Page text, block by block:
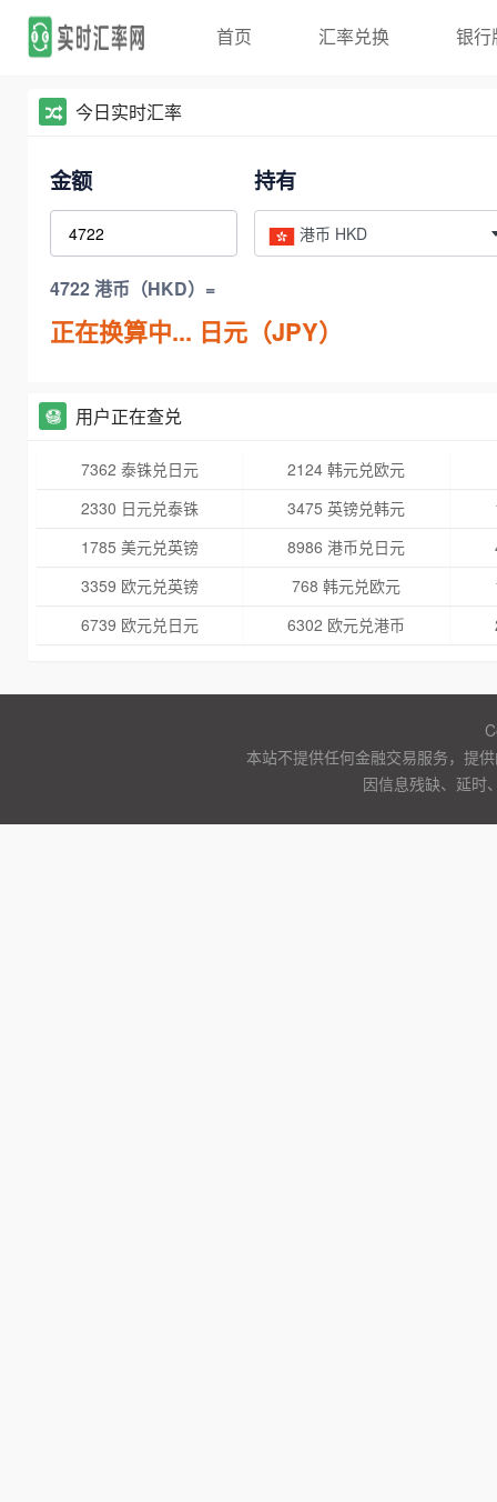
首页 汇率兑换 银行
今日实时汇率
金额 持有
港币 HKD
4722 港币（HKD）=
正在换算中... 日元（JPY）
用户正在查兑
7362 泰铢兑日元
2124 韩元兑欧元
2330 日元兑泰铢
3475 英镑兑韩元
1785 美元兑英镑
8986 港币兑日元
3359 欧元兑英镑
768 韩元兑欧元
6739 欧元兑日元
6302 欧元兑港币
本站不提供任何金融交易服务，提
因信息残缺、延时